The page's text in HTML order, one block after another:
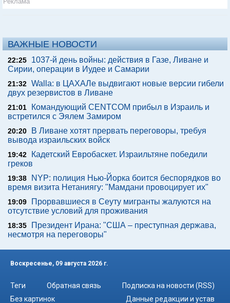
ВАЖНЫЕ НОВОСТИ
22:25
1037-й день войны: действия в Газе, Ливане и
Сирии, операции в Иудее и Самарии
21:32 Walla: в ЦАХАЛе выдвигают новые версии гибели
двух резервистов в Ливане
21:01
Командующий CENTCOM прибыл в Израиль и
встретился с Эялем Замиром
20:20
В Ливане хотят прервать переговоры, требуя
вывода израильских войск
19:42
Кадетский Евробаскет. Израильтяне победили
греков
19:38
NYP: полиция Нью-Йорка боится беспорядков во
время визита Нетаниягу: "Мамдани провоцирует их"
19:09
Прорвавшиеся в Сеуту мигранты жалуются на
отсутствие условий для проживания
18:35
Президент Ирана: "США – преступная держава,
несмотря на переговоры"
Воскресенье, 09 августа 2026 г.
Теги Обратная связь
Подписка на новости (RSS)
Без картинок
Данные редакции и устав